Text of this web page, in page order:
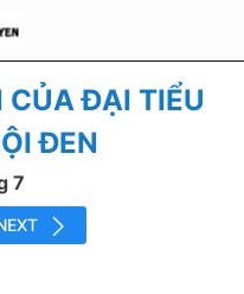
CỦA ĐẠI TIỂU
ĐEN
7